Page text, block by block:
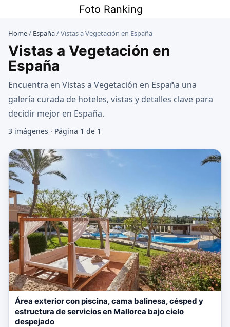
contenido
Foto Ranking
Home/ España/Vistas a Vegetación en España
Vistas a Vegetación en
España
Encuentra en Vistas a Vegetación en España una
galería curada de hoteles, vistas y detalles clave para
decidir mejor en España.
3 imágenes · Página 1 de 1
Área exterior con piscina, cama balinesa, césped y
estructura de servicios en Mallorca bajo cielo
despejado